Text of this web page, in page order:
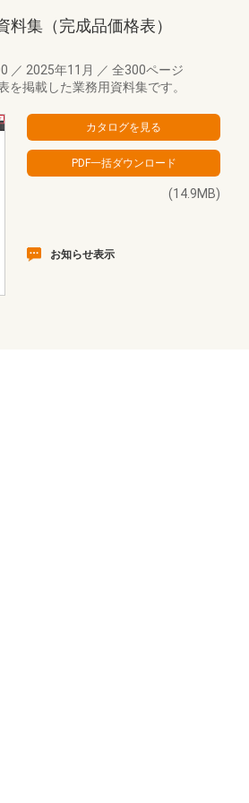
集（完成品価格表）
／ 2025年11月 ／ 全300ページ
を掲載した業務用資料集です。
(14.9MB)
お知らせ表示